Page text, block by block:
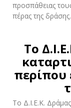
προσπάθειας
πέρας της δράσης.
Το
περίπου
Το Δ.Ι.Ε.Κ.